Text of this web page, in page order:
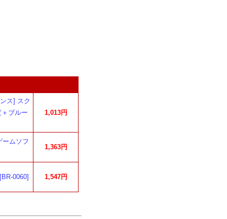
ス] スク
ブルー
1,013円
ームソフ
1,363円
0060] 1,547円